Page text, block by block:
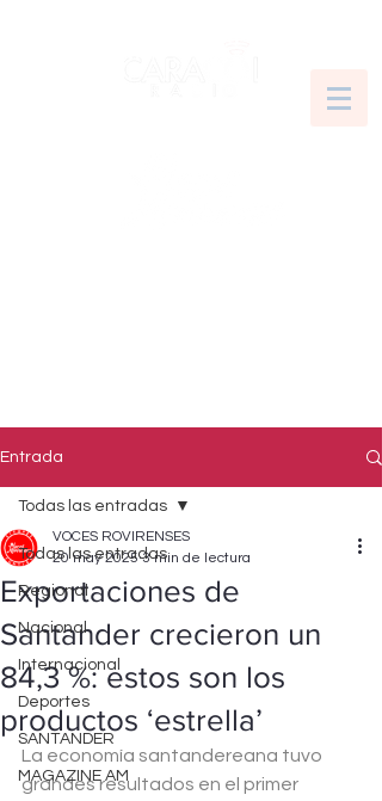
Entrada
Todas las entradas
Regional
Nacional
Internacional
Deportes
SANTANDER
MAGAZINE AM
Todas las entradas
Exportaciones de
Santander crecieron un
84,3 %: estos son los
productos ‘estrella’
VOCES ROVIRENSES
20 may 2025 3 min de lectura
La economía santandereana tuvo
grandes resultados en el primer